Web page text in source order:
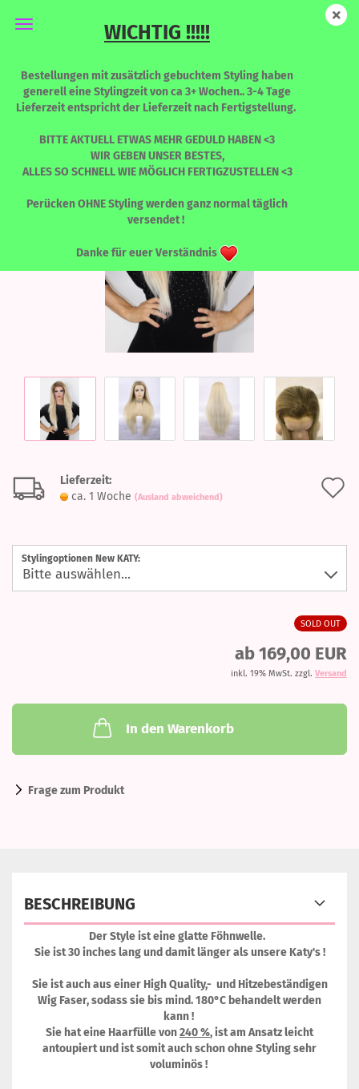
WICHTIG !!!!!
Bestellungen mit zusätzlich gebuchtem Styling haben
generell eine Stylingzeit von ca 3+ Wochen.. 3-4 Tage
Lieferzeit entspricht der Lieferzeit nach Fertigstellung.
BITTE AKTUELL ETWAS MEHR GEDULD HABEN <3
WIR GEBEN UNSER BESTES,
ALLES SO SCHNELL WIE MÖGLICH FERTIGZUSTELLEN <3
Perücken OHNE Styling werden ganz normal täglich
versendet !
Danke für euer Verständnis
New Katy - Rooted Honeymilk - LIMITED EDITION
Lieferzeit:
ca. 1 Woche (Ausland abweichend)
Stylingoptionen New KATY:
SOLD OUT
ab 169,00 EUR
inkl. 19% MwSt. zzgl. Versand
In den Warenkorb
Frage zum Produkt
BESCHREIBUNG
Der Style ist eine glatte Föhnwelle.
Sie ist 30 inches lang und damit länger als unsere Katy's !
Sie ist auch aus einer High Quality,- und Hitzebeständigen
Wig Faser, sodass sie bis mind. 180°C behandelt werden
kann !
Sie hat eine Haarfülle von240 %, ist am Ansatz leicht
antoupiert und ist somit auch schon ohne Styling sehr
voluminös !